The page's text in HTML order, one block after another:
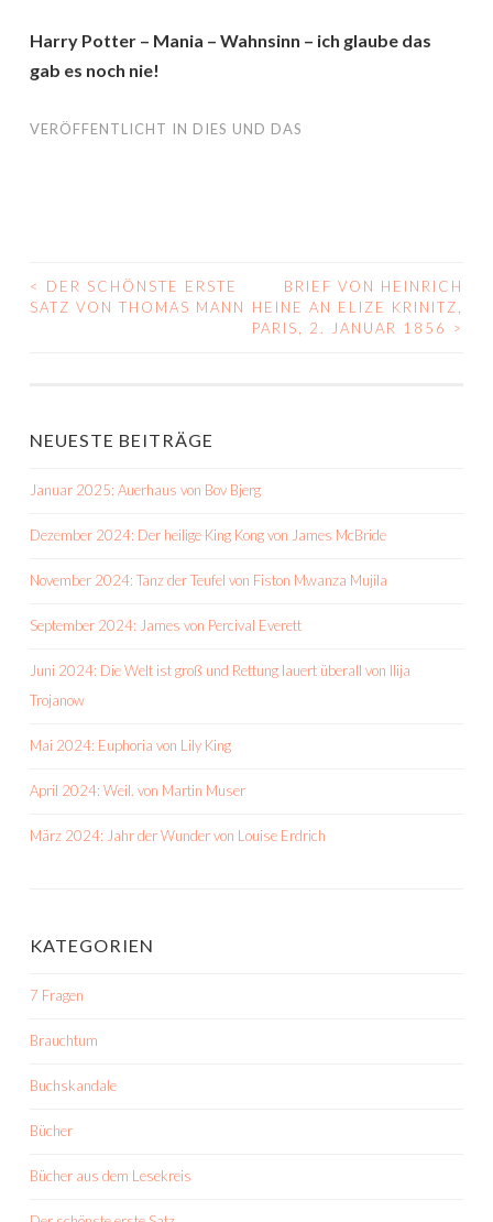
Harry Potter – Mania – Wahnsinn – ich glaube das
gab es noch nie!
VERÖFFENTLICHT IN DIES UND DAS
BEITRAGS-
<
DER SCHÖNSTE ERSTE
SATZ VON THOMAS MANN
BRIEF VON HEINRICH
HEINE AN ELIZE KRINITZ,
PARIS, 2. JANUAR 1856
>
NEUESTE BEITRÄGE
Januar 2025: Auerhaus von Bov Bjerg
Dezember 2024: Der heilige King Kong von James McBride
November 2024: Tanz der Teufel von Fiston Mwanza Mujila
September 2024: James von Percival Everett
Juni 2024: Die Welt ist groß und Rettung lauert überall von Ilija
Trojanow
Mai 2024: Euphoria von Lily King
April 2024: Weil. von Martin Muser
März 2024: Jahr der Wunder von Louise Erdrich
KATEGORIEN
7 Fragen
Brauchtum
Buchskandale
Bücher
Bücher aus dem Lesekreis